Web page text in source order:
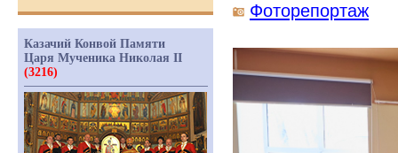
Фоторепортаж
Казачий Конвой Памяти
Царя Мученика Николая II
(3216)